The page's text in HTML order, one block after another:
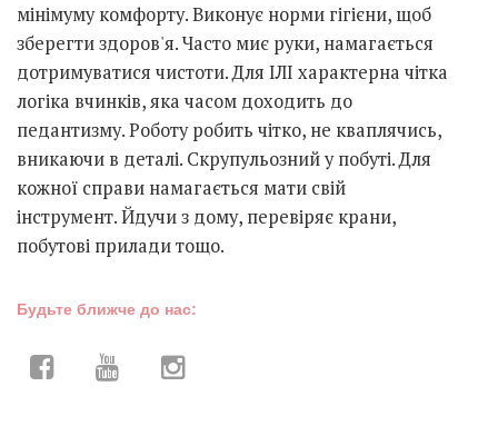
мінімуму комфорту. Виконує норми гігієни, щоб
зберегти здоров'я. Часто миє руки, намагається
дотримуватися чистоти. Для ІЛІ характерна чітка
логіка вчинків, яка часом доходить до
педантизму. Роботу робить чітко, не кваплячись,
вникаючи в деталі. Скрупульозний у побуті. Для
кожної справи намагається мати свій
інструмент. Йдучи з дому, перевіряє крани,
побутові прилади тощо.
Будьте ближче до нас: